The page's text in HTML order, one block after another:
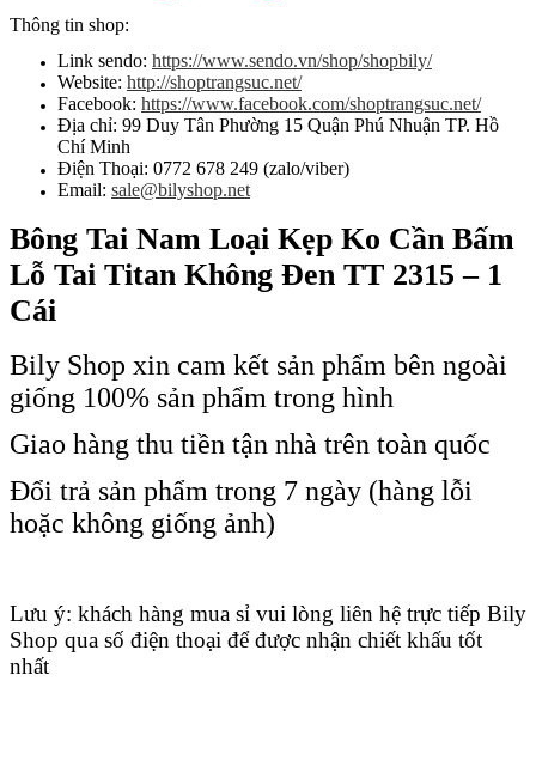
Thông tin shop:
Link sendo: https://www.sendo.vn/shop/shopbily/
Website: http://shoptrangsuc.net/
Facebook: https://www.facebook.com/shoptrangsuc.net/
Địa chỉ: 99 Duy Tân Phường 15 Quận Phú Nhuận TP. Hồ
Chí Minh
Điện Thoại: 0772 678 249 (zalo/viber)
Email: sale@bilyshop.net
Bông Tai Nam Loại Kẹp Ko Cần Bấm
Lỗ Tai Titan Không Đen TT 2315 – 1
Cái
Bily Shop xin cam kết sản phẩm bên ngoài
giống 100% sản phẩm trong hình
Giao hàng thu tiền tận nhà trên toàn quốc
Đổi trả sản phẩm trong 7 ngày (hàng lỗi
hoặc không giống ảnh)
Lưu ý: khách hàng mua sỉ vui lòng liên hệ trực tiếp Bily
Shop qua số điện thoại để được nhận chiết khấu tốt
nhất